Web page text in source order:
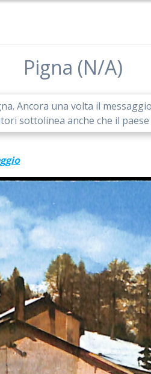
Pigna (N/A)
Ancora una volta il
sottolinea anche che il